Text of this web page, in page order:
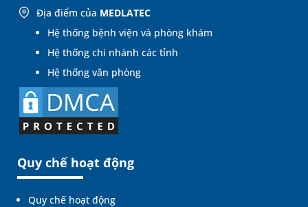
Địa điểm của MEDLATEC
Hệ thống bệnh viện và phòng khám
Hệ thống chi nhánh các tỉnh
Hệ thống văn phòng
Quy chế hoạt động
Quy chế hoạt động